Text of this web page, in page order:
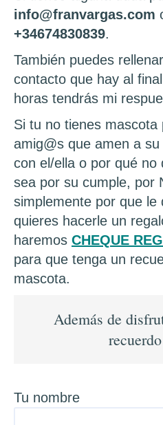
info@franvargas.com
+34674830839.
También puedes
contacto que hay al
horas tendrás mi
Si tu no tienes mascota
amig@s que amen a
con el/ella o por qué
sea por su cumple, por
simplemente por que le
quieres hacerle un
haremos CHEQUE
para que tenga un
mascota.
Además de
Tu nombre